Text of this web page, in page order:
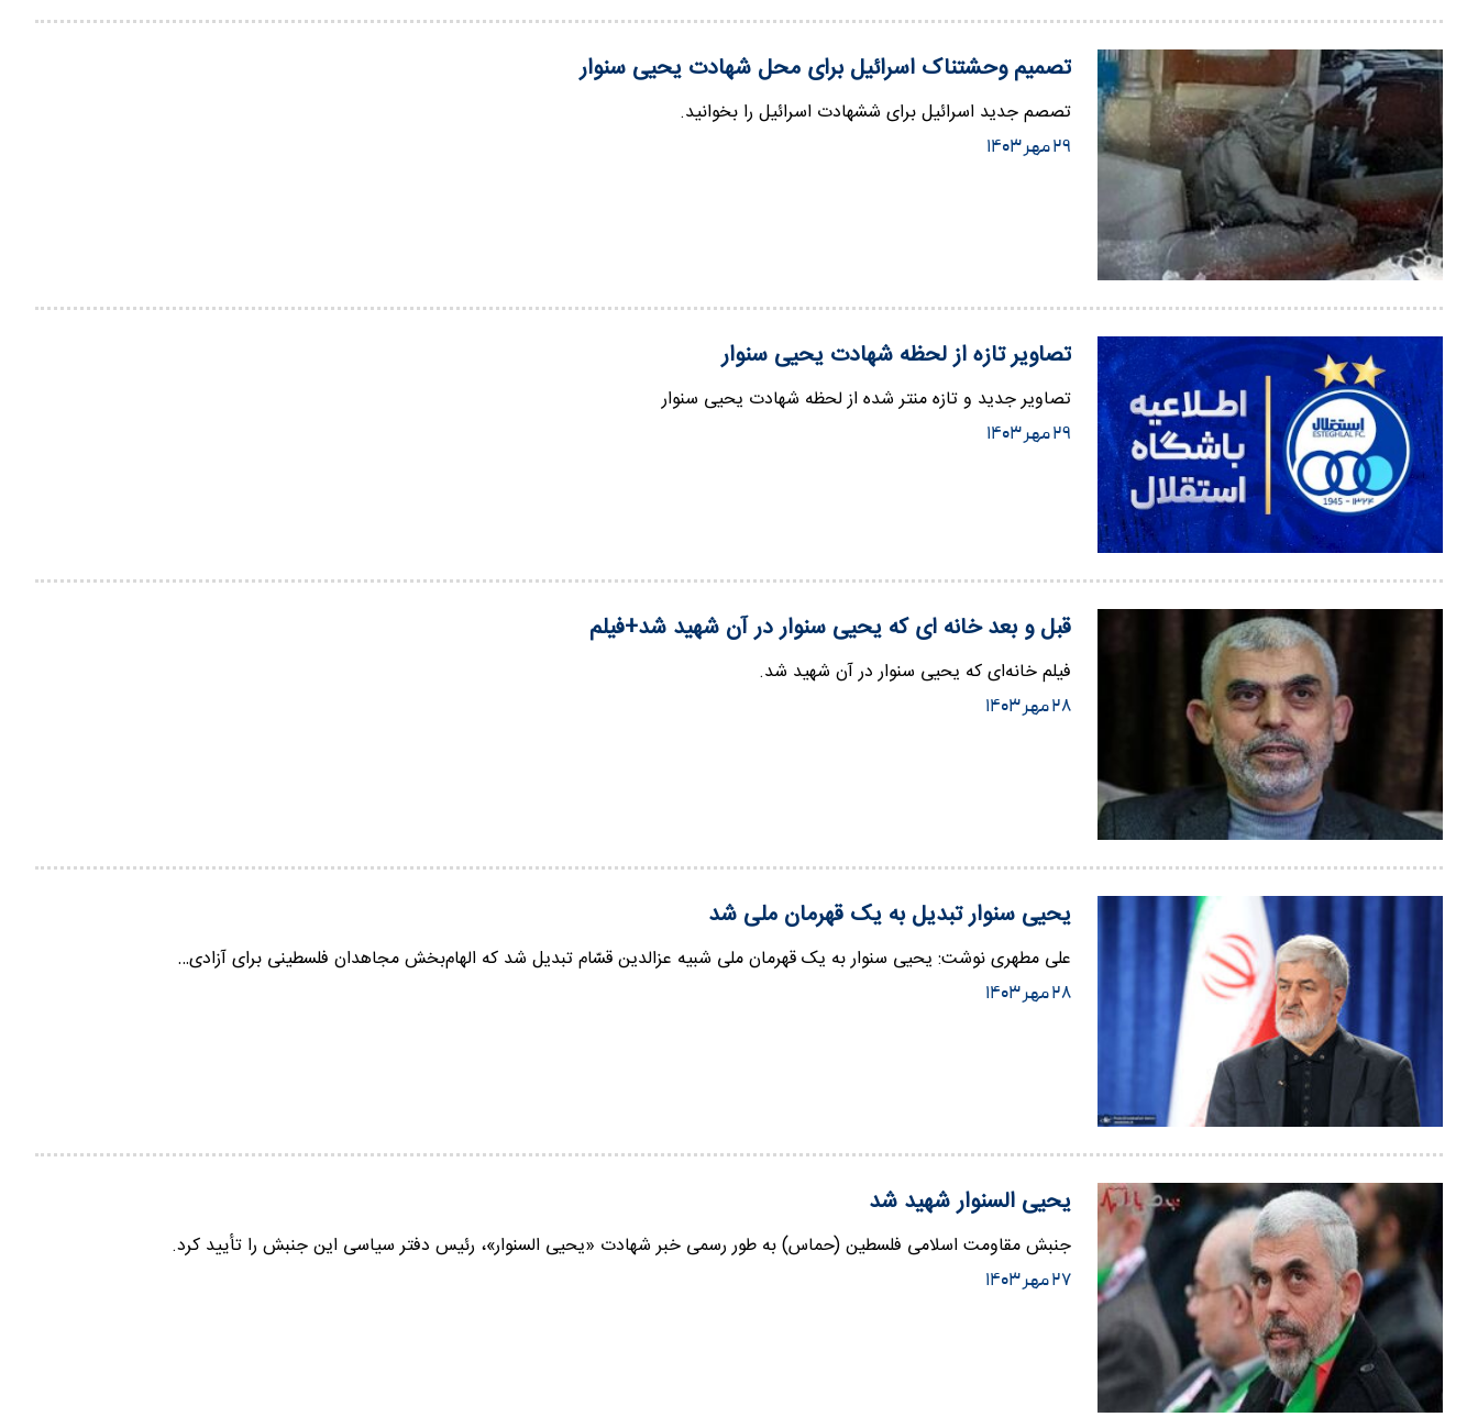
تصمیم وحشتناک اسرائیل برای محل شهادت یحیی سنوار
تصصم جدید اسرائیل برای ششهادت اسرائیل را بخوانید.
۲۹ مهر ۱۴۰۳
تصاویر تازه از لحظه شهادت یحیی سنوار
تصاویر جدید و تازه منتر شده از لحظه شهادت یحیی سنوار
۲۹ مهر ۱۴۰۳
قبل و بعد خانه ای که یحیی سنوار در آن شهید شد+فیلم
فیلم خانه‌ای که یحیی سنوار در آن شهید شد.
۲۸ مهر ۱۴۰۳
یحیی سنوار تبدیل به یک قهرمان ملی شد
علی مطهری نوشت: یحیی سنوار به یک قهرمان ملی شبیه عزالدین قسّام تبدیل شد که الهام‌بخش مجاهدان فلسطینی برای آزادی…
۲۸ مهر ۱۴۰۳
یحیی السنوار شهید شد
جنبش مقاومت اسلامی فلسطین (حماس) به طور رسمی خبر شهادت «یحیی السنوار»، رئیس دفتر سیاسی این جنبش را تأیید کرد.
۲۷ مهر ۱۴۰۳